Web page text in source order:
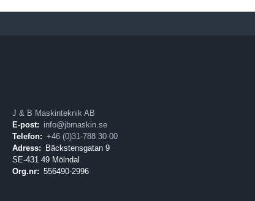
J & B Maskinteknik AB
E-post: info@jbmaskin.se
Telefon: +46 (0)31-788 30 00
Adress:
Bäckstensgatan 9
SE-431 49 Mölndal
Org.nr: 556490-2996